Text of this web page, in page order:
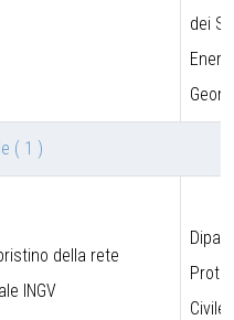
dei
( 1 )
della rete
INGV
Civile